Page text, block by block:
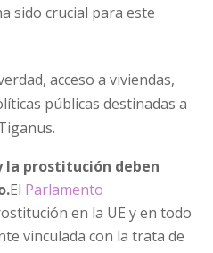
sido crucial para este
acceso a viviendas,
públicas destinadas a
la prostitución deben
El Parlamento
en la UE y en todo
vinculada con la trata de